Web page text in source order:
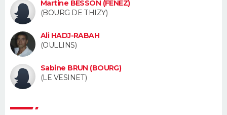
CARTE DE VOEUX
Carte de Noël
Carte Bonne année
Carte Saint-Valentin
Carte Pâques
Carte d'anniversaire
Dictionnaire
Biographies
Citations
Expressions
Proverbes
PROGRAMME TV
COPAINS D'AVANT
Martine BESSON (FENEZ)
(BOURG DE THIZY)
Ali HADJ-RABAH
(OULLINS)
Sabine BRUN (BOURG)
(LE VESINET)